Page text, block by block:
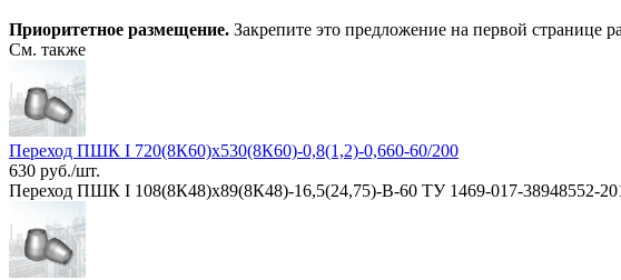
Приоритетное размещение. Закрепите это предложение на первой странице
См. также
Переход ПШК I 720(8К60)х530(8К60)-0,8(1,2)-0,660-60/200
630 руб./шт.
Переход ПШК I 108(8К48)х89(8К48)-16,5(24,75)-В-60 ТУ 1469-017-38948552-